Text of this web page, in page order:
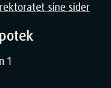
sine sider
1